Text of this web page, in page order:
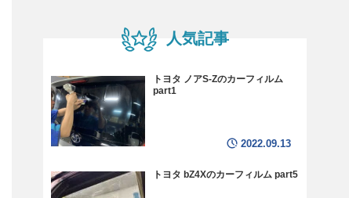
人気記事
トヨタ ノアS-Zのカーフィルム
part1
2022.09.13
トヨタ bZ4Xのカーフィルム part5